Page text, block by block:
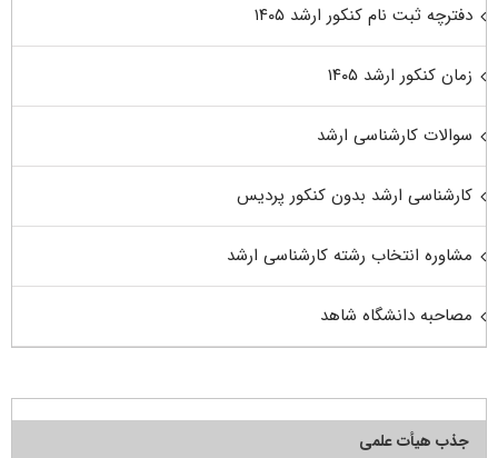
دفترچه ثبت نام کنکور ارشد ۱۴۰۵
زمان کنکور ارشد ۱۴۰۵
سوالات کارشناسی ارشد
کارشناسی ارشد بدون کنکور پردیس
مشاوره انتخاب رشته کارشناسی ارشد
مصاحبه دانشگاه شاهد
جذب هیأت علمی